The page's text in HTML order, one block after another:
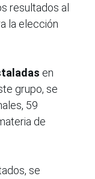
resultados al
la elección
en
grupo, se
59
de
se